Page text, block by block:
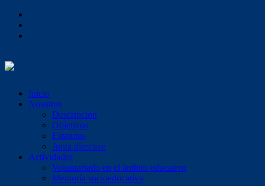
Inicio
Nosotros
Descripción
Objetivos
Estatutos
Junta directiva
Actividades
Voluntariado en el ámbito educativo
Mentoría socioeducativa